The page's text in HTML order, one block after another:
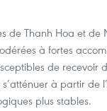
de Thanh Hoa et de
à fortes
de recevoir
à partir de
plus stables.